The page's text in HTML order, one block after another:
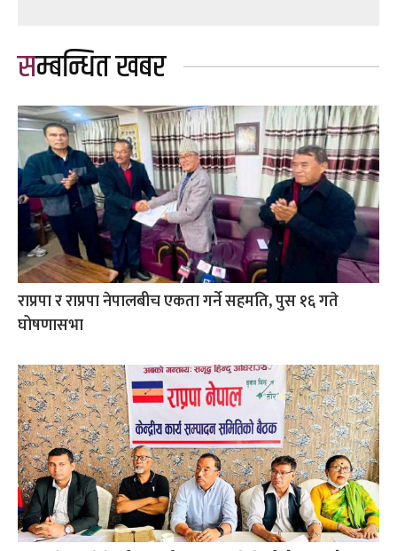
सम्बन्धित खबर
राप्रपा र राप्रपा नेपालबीच एकता गर्ने सहमति, पुस १६ गते
घोषणासभा